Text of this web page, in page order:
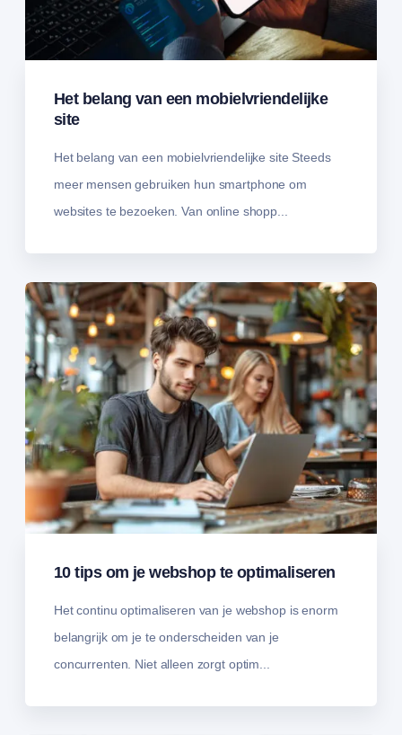
Het belang van een mobielvriendelijke
site
Het belang van een mobielvriendelijke site Steeds
meer mensen gebruiken hun smartphone om
websites te bezoeken. Van online shopp...
10 tips om je webshop te optimaliseren
Het continu optimaliseren van je webshop is enorm
belangrijk om je te onderscheiden van je
concurrenten. Niet alleen zorgt optim...